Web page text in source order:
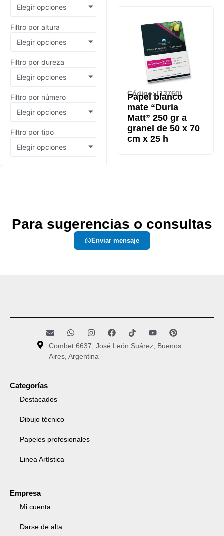
Elegir opciones
Filtro por altura
Elegir opciones
Filtro por dureza
Elegir opciones
Filtro por número
Elegir opciones
Filtro por tipo
Elegir opciones
Código: [13760]
Papel blanco
mate “Duria
Matt” 250 gr a
granel de 50 x 70
cm x 25 h
Para sugerencias o consultas
Enviar mensaje
Combet 6637, José León Suárez, Buenos
Aires, Argentina
Categorías
Destacados
Dibujo técnico
Papeles profesionales
Linea Artística
Empresa
Mi cuenta
Darse de alta